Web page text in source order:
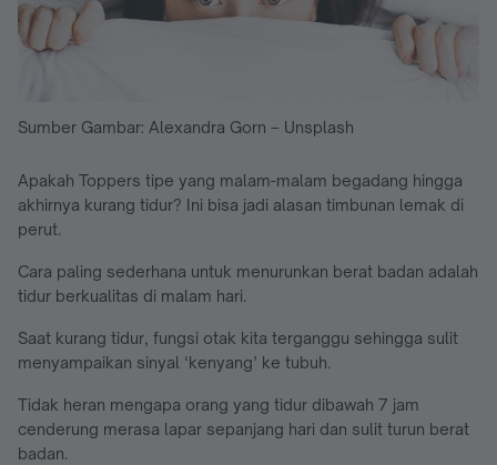
Sumber Gambar: Alexandra Gorn – Unsplash
Apakah Toppers tipe yang malam-malam begadang hingga
akhirnya kurang tidur? Ini bisa jadi alasan timbunan lemak di
perut.
Cara paling sederhana untuk menurunkan berat badan adalah
tidur berkualitas di malam hari.
Saat kurang tidur, fungsi otak kita terganggu sehingga sulit
menyampaikan sinyal ‘kenyang’ ke tubuh.
Tidak heran mengapa orang yang tidur dibawah 7 jam
cenderung merasa lapar sepanjang hari dan sulit turun berat
badan.